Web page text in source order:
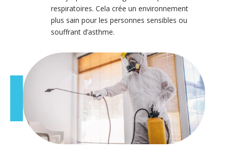
respiratoires. Cela crée un environnement
plus sain pour les personnes sensibles ou
souffrant d’asthme.